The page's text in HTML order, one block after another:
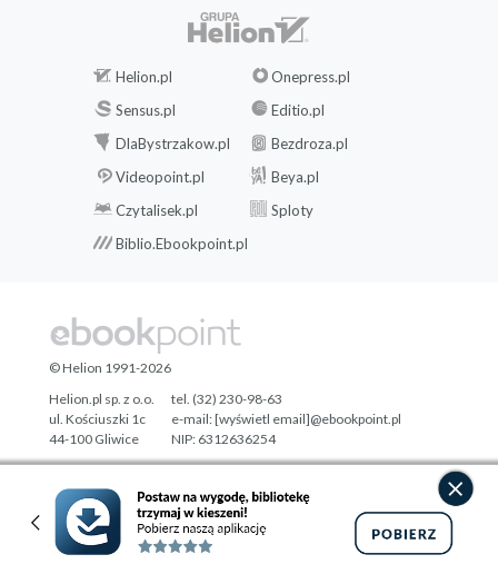
Helion.pl
Onepress.pl
Sensus.pl
Editio.pl
DlaBystrzakow.pl
Bezdroza.pl
Videopoint.pl
Beya.pl
Czytalisek.pl
Sploty
Biblio.Ebookpoint.pl
Designed with ♥ byTonik.pl
© Helion 1991-2026
Helion.pl sp. z o.o.
ul. Kościuszki 1c
44-100 Gliwice
tel. (32) 230-98-63
e-mail:[wyświetl email]@ebookpoint.pl
NIP: 6312636254
Regon: 241989027
Pełna wersja strony »